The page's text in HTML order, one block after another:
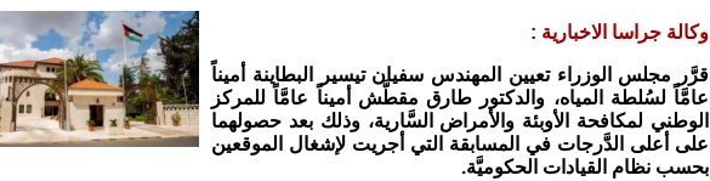
وكالة جراسا الاخبارية :
قرَّر مجلس الوزراء تعيين المهندس سفيان تيسير البطاينة أميناً
عامَّاً لسُلطة المياه، والدكتور طارق مقطَّش أميناً عامَّاً للمركز
الوطني لمكافحة الأوبئة والأمراض السَّارية، وذلك بعد حصولهما
على أعلى الدَّرجات في المسابقة التي أجريت لإشغال الموقعين
بحسب نظام القيادات الحكوميَّة.